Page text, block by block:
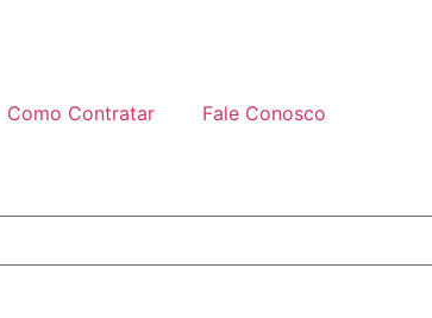
Como Contratar Fale Conosco